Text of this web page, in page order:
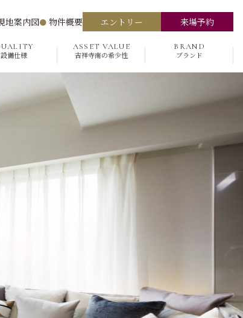
設備仕様
ASSET VALUE
吉祥寺南の希少性
BRAND
ブランド
地案内図 物件概要 エントリー 来場予約